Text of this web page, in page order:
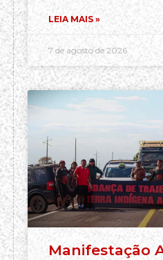
LEIA MAIS »
7 de agosto de 2026
Manifestação